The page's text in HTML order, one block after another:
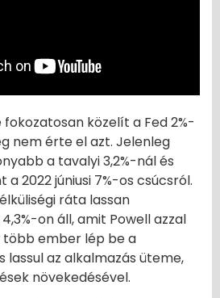
közelít a Fed 2%-
nem érte el azt. Jelenleg
a tavalyi 3,2%-nál és
2022 júniusi 7%-os csúcsról.
ráta lassan
on áll, amit Powell azzal
ember lép be a
lassul az alkalmazás üteme,
növekedésével.